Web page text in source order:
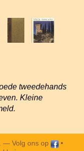
tweedehands
Kleine
— Volg ons op
•